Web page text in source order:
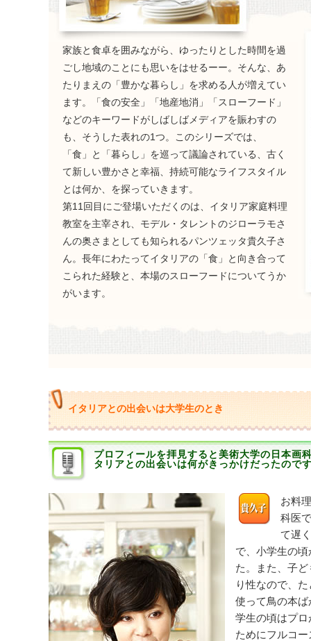
家族と食卓を囲みながら、ゆったりとした時間を過
ごし地域のことにも思いをはせるーー。そんな、あ
たりまえの「豊かな暮らし」を求める人が増えてい
ます。「食の安全」「地産地消」「スローフード」
などのキーワードがしばしばメディアを賑わすの
も、そうした表れの1つ。このシリーズでは、
「食」と「暮らし」を巡って議論されている、古く
て新しい豊かさと幸福、持続可能なライフスタイル
とは何か、を探っていきます。
第11回目にご登場いただくのは、イタリア家庭料理
教室を主宰され、モデル・タレントのジローラモさ
んの奥さまとしても知られるパンツェッタ貴久子さ
ん。長年にわたってイタリアの「食」と向き合って
こられた経験と、本場のスローフードについてうか
がいます。
イタリアとの出会いは大学生のとき
プロフィールを拝見すると美術大学の日本画
タリアとの出会いは何がきっかけだったので
お料
科医
て遅
で、小学生の
た。また、子
り性なので、
使って鳥の本
学生の頃はプ
ためにフルコ